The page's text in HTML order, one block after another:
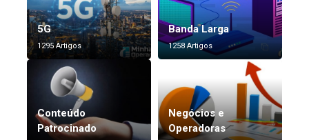
5G
1295 Artigos
Banda Larga
1258 Artigos
Conteúdo
Patrocinado
Negócios e
Operadoras